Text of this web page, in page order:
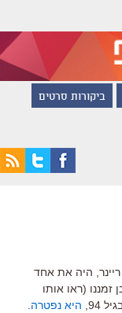
ביקורות סרטים
היה את אחד
זמננו (ראו אותו
94,
היא נפטרה